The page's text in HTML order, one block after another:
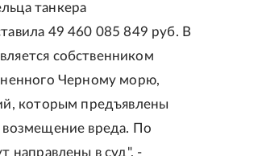
танкера
49 460 085 849 руб. В
собственником
Черному морю,
которым предъявлены
возмещение вреда. По
направлены в суд", -